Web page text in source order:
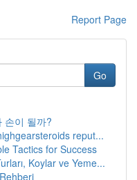
Report Page
Go
손이 될까?
reput...
Tactics for Success
Koylar ve Yeme...